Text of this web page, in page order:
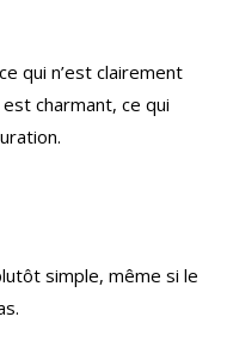
qui n’est clairement
charmant, ce qui
simple, même si le